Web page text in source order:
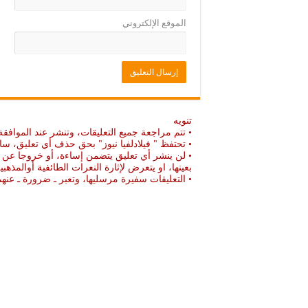
الموقع الإلكتروني
تنويه
• تتم مراجعة جميع التعليقات، وتنشر عند
• تحتفظ " فيلادلفيا نيوز" بحق حذف أي تعليق،
• لن ينشر أي تعليق يتضمن إساءة، أو خروجا عن
بعينها، او يتعرض لإثارة النعرات الطائفية
• التعليقات سفيرة مرسليها، وتعبر ـ ضرورة